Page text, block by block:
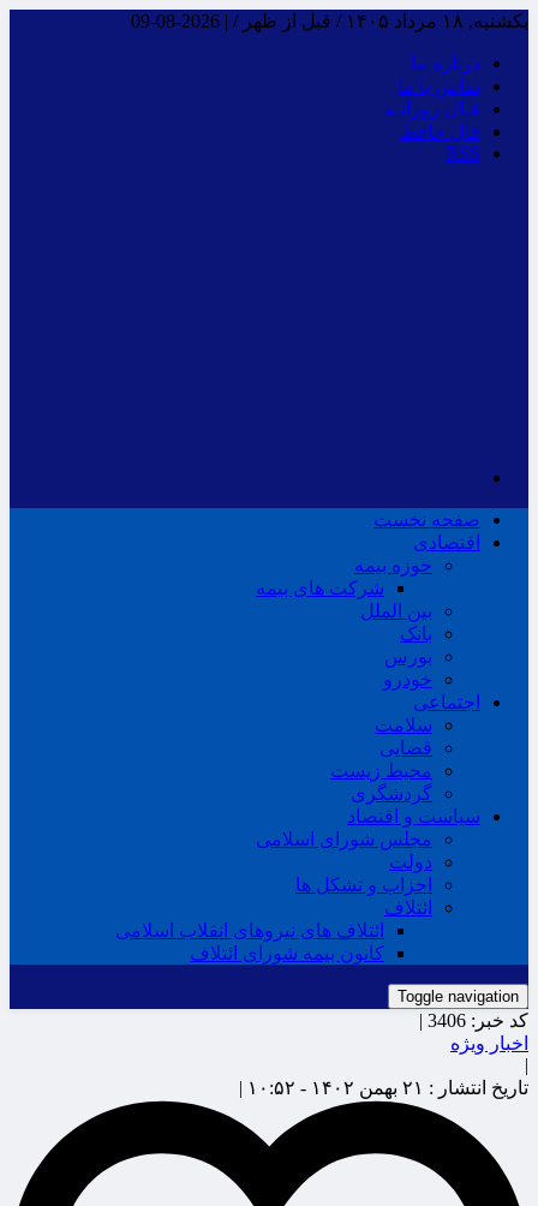
یکشنبه, ۱۸ مرداد ۱۴۰۵ / قبل از ظهر / |
2026-08-09
درباره ما
تماس با ما
فـال روزانـه
فال حافظ
RSS
صفحه نخست
اقتصادی
حوزه بیمه
شرکت های بیمه
بین الملل
بانک
بورس
خودرو
اجتماعی
سلامت
قضایی
محیط زیست
گردشگری
سیاست و اقتصاد
مجلس شورای اسلامی
دولت
احزاب و تشکل ها
ائتلاف
ائتلاف های نیروهای انقلاب اسلامی
کانون بیمه شورای ائتلاف
Toggle navigation
کد خبر: 3406 |
اخبار ویژه
|
تاریخ انتشار : ۲۱ بهمن ۱۴۰۲ - ۱۰:۵۲ |